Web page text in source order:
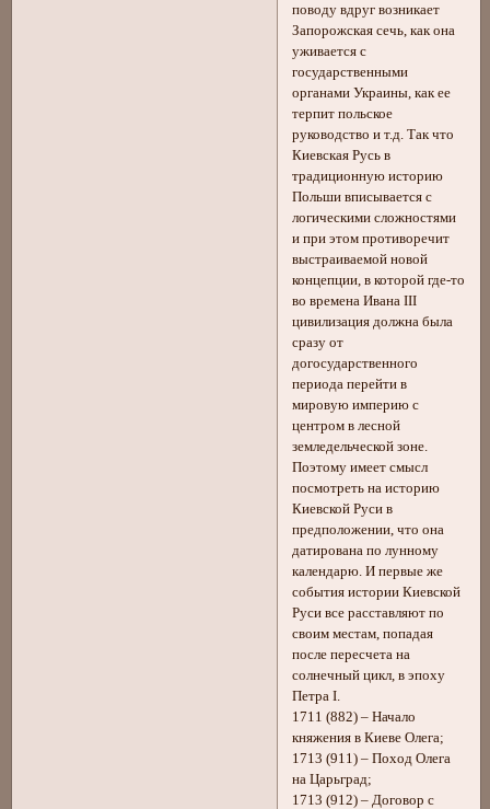
поводу вдруг возникает
Запорожская сечь, как она
уживается с
государственными
органами Украины, как ее
терпит польское
руководство и т.д. Так что
Киевская Русь в
традиционную историю
Польши вписывается с
логическими сложностями
и при этом противоречит
выстраиваемой новой
концепции, в которой где-то
во времена Ивана III
цивилизация должна была
сразу от
догосударственного
периода перейти в
мировую империю с
центром в лесной
земледельческой зоне.
Поэтому имеет смысл
посмотреть на историю
Киевской Руси в
предположении, что она
датирована по лунному
календарю. И первые же
события истории Киевской
Руси все расставляют по
своим местам, попадая
после пересчета на
солнечный цикл, в эпоху
Петра I.
1711 (882) – Начало
княжения в Киеве Олега;
1713 (911) – Поход Олега
на Царьград;
1713 (912) – Договор с